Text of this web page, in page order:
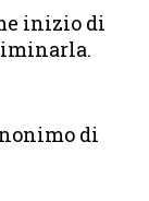
inizio di
di